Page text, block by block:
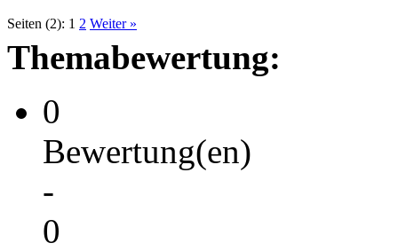
Seiten (2): 1 2 Weiter »
Themabewertung:
0
Bewertung(en)
-
0